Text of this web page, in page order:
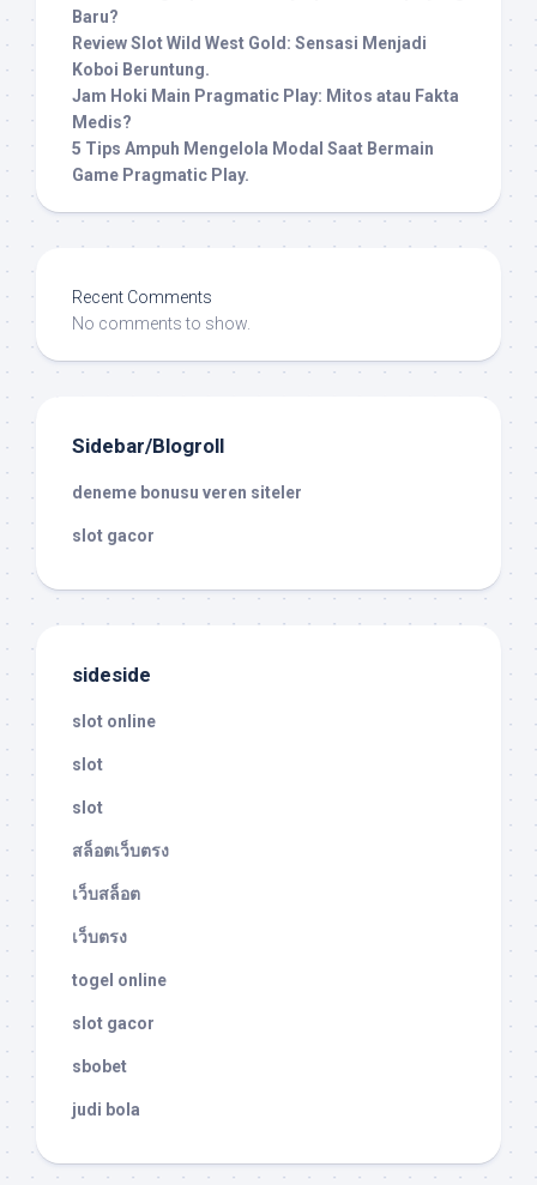
Baru?
Review Slot Wild West Gold: Sensasi Menjadi
Koboi Beruntung.
Jam Hoki Main Pragmatic Play: Mitos atau Fakta
Medis?
5 Tips Ampuh Mengelola Modal Saat Bermain
Game Pragmatic Play.
Recent Comments
No comments to show.
Sidebar/Blogroll
deneme bonusu veren siteler
slot gacor
sideside
slot online
slot
slot
สล็อตเว็บตรง
เว็บสล็อต
เว็บตรง
togel online
slot gacor
sbobet
judi bola